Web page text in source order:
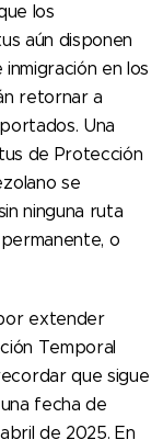
los
aún disponen
en los
retornar a
Una
de Protección
se
ninguna ruta
o
extender
Temporal
que sigue
fecha de
de 2025. En